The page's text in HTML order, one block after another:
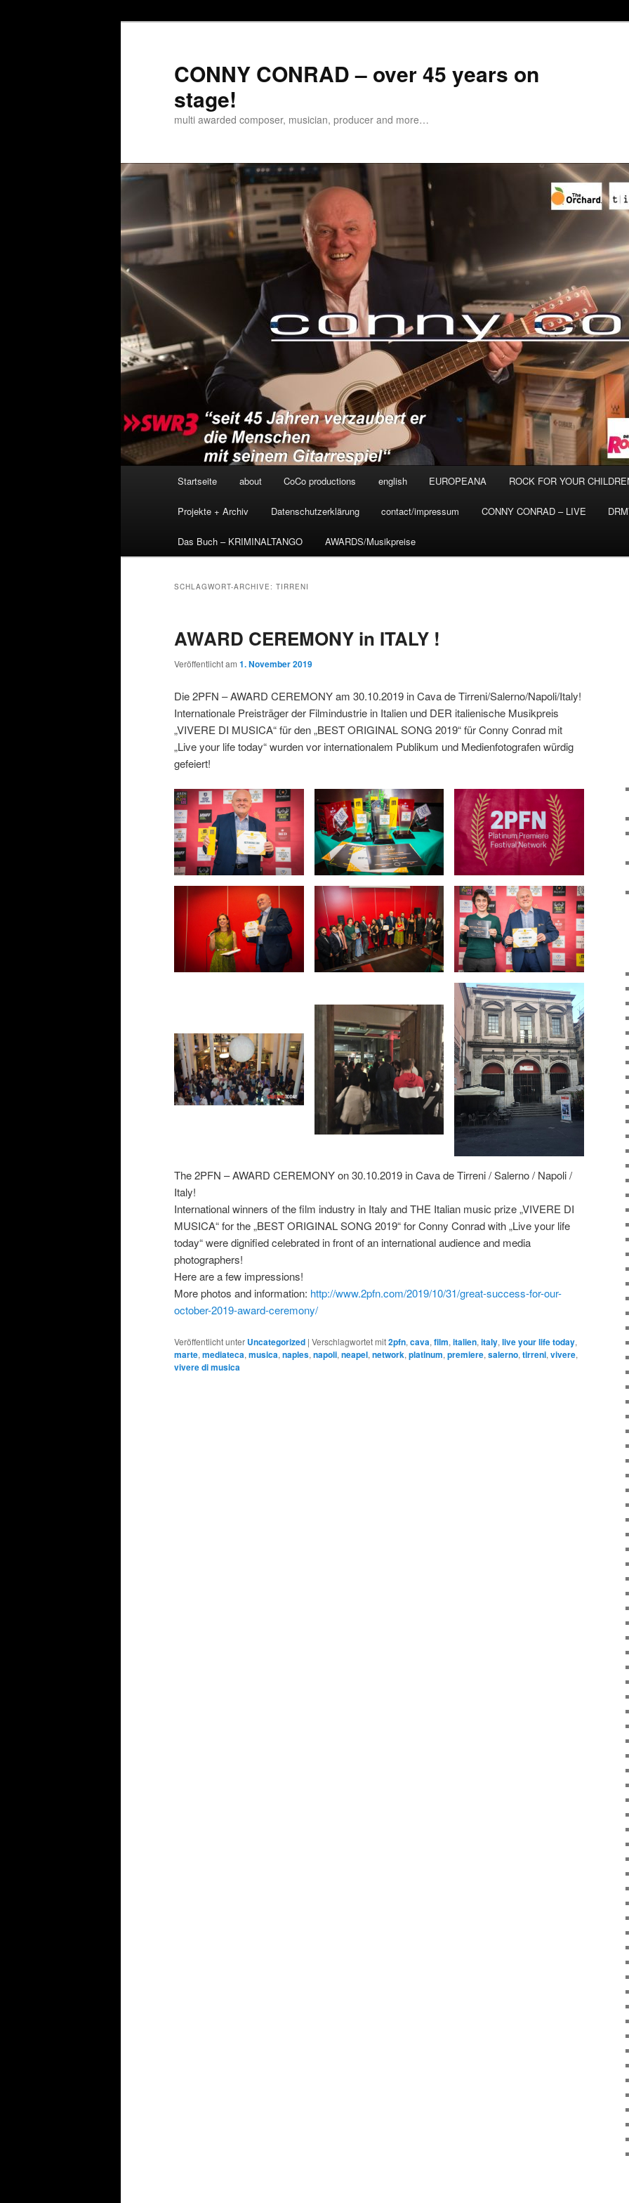
CONNY CONRAD – over 45 years on
stage!
multi awarded composer, musician, producer and more…
Startseite about CoCo productions english EUROPEANA ROCK FOR YOUR
Projekte + Archiv Datenschutzerklärung contact/impressum CONNY CONRAD – LIVE
Das Buch – KRIMINALTANGO AWARDS/Musikpreise
SCHLAGWORT-ARCHIVE: TIRRENI
AWARD CEREMONY in ITALY !
Veröffentlicht am 1. November 2019
Die 2PFN – AWARD CEREMONY am 30.10.2019 in Cava de Tirreni/Salerno/Napoli/Italy!
Internationale Preisträger der Filmindustrie in Italien und DER italienische Musikpreis
„VIVERE DI MUSICA“ für den „BEST ORIGINAL SONG 2019“ für Conny Conrad mit
„Live your life today“ wurden vor internationalem Publikum und Medienfotografen würdig
gefeiert!
The 2PFN – AWARD CEREMONY on 30.10.2019 in Cava de Tirreni / Salerno / Napoli /
Italy!
International winners of the film industry in Italy and THE Italian music prize „VIVERE DI
MUSICA“ for the „BEST ORIGINAL SONG 2019“ for Conny Conrad with „Live your life
today“ were dignified celebrated in front of an international audience and media
photographers!
Here are a few impressions!
More photos and information: http://www.2pfn.com/2019/10/31/great-success-for-our-
october-2019-award-ceremony/
Veröffentlicht unter Uncategorized | Verschlagwortet mit2pfn, cava, film, italien, italy, live your life today,
marte, mediateca, musica, naples, napoli, neapel, network, platinum, premiere, salerno, tirreni, vivere,
vivere di musica